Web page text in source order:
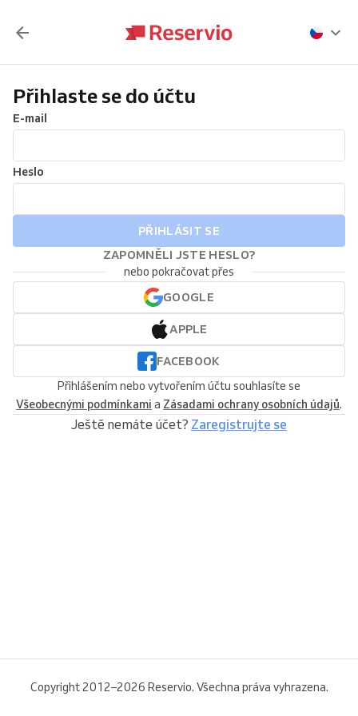
Přihlaste se do účtu
E-mail
Heslo
PŘIHLÁSIT SE
ZAPOMNĚLI JSTE HESLO?
nebo pokračovat přes
GOOGLE
APPLE
FACEBOOK
Přihlášením nebo vytvořením účtu souhlasíte se
Všeobecnými podmínkami a Zásadami ochrany osobních údajů.
Ještě nemáte účet? Zaregistrujte se
Copyright 2012–2026 Reservio. Všechna práva vyhrazena.